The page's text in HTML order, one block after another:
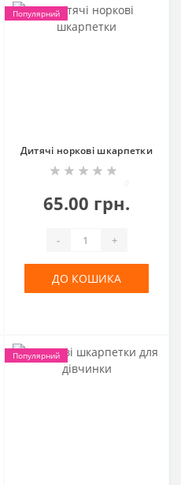
Популярний
Дитячі норкові шкарпетки
65.00 грн.
- +
ДО КОШИКА
Популярний